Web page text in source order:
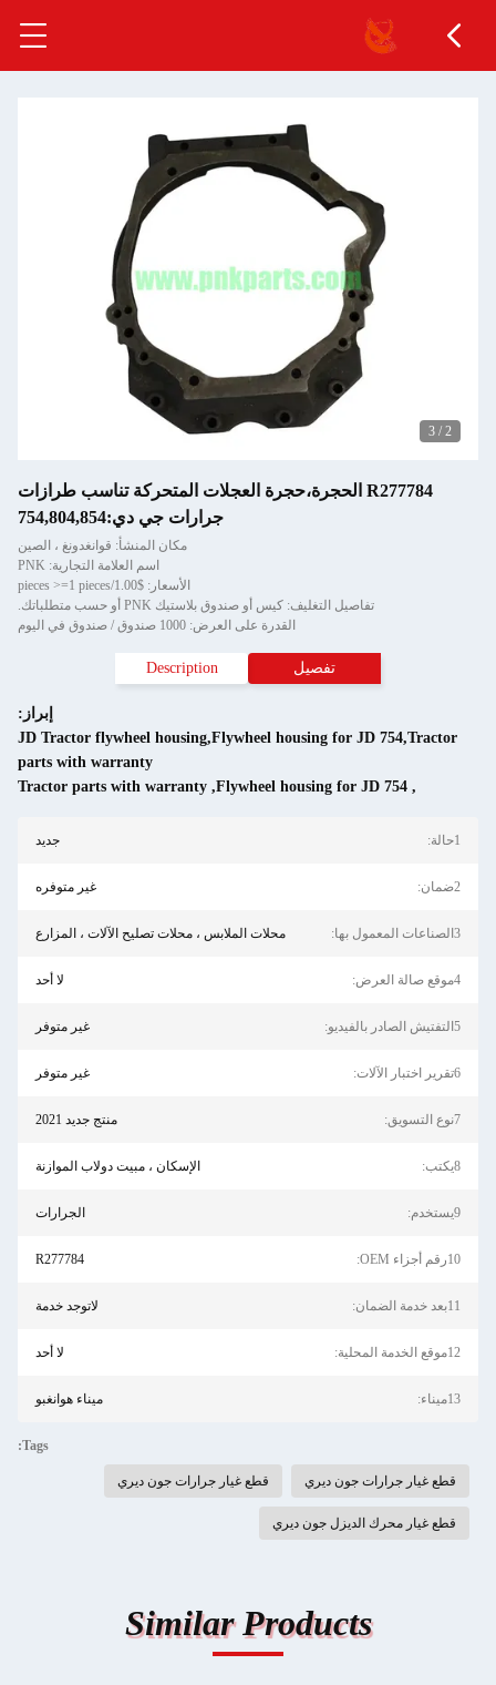
2
/
3
R277784 الحجرة،حجرة العجلات المتحركة تناسب طرازات
جرارات جي دي:754,804,854
مكان المنشأ: قوانغدونغ ، الصين
اسم العلامة التجارية: PNK
الأسعار: $1.00/pieces >=1 pieces
تفاصيل التغليف: كيس أو صندوق بلاستيك PNK أو حسب متطلباتك.
القدرة على العرض: 1000 صندوق / صندوق في اليوم
تفصيل Description
إبراز:
JD Tractor flywheel housing,Flywheel housing for JD 754,Tractor
parts with warranty
,
Flywheel housing for JD 754
,
Tractor parts with warranty
1حالة: جديد
2ضمان: غير متوفره
3الصناعات المعمول بها: محلات الملابس ، محلات تصليح الآلات ، المزارع
4موقع صالة العرض: لا أحد
5التفتيش الصادر بالفيديو: غير متوفر
6تقرير اختبار الآلات: غير متوفر
7نوع التسويق: منتج جديد 2021
8يكتب: الإسكان ، مبيت دولاب الموازنة
9يستخدم: الجرارات
10رقم أجزاء OEM: R277784
11بعد خدمة الضمان: لاتوجد خدمة
12موقع الخدمة المحلية: لا أحد
13ميناء: ميناء هوانغبو
Tags:
قطع غيار جرارات جون ديري قطع غيار جرارات جون ديري
قطع غيار محرك الديزل جون ديري
Similar Products